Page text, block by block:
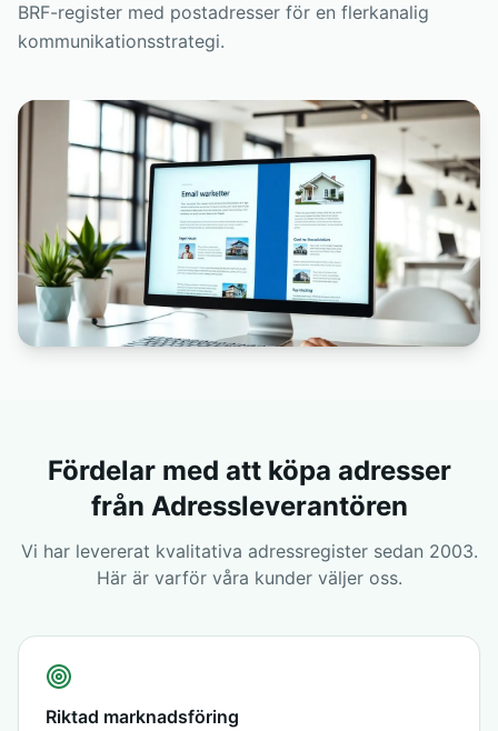
BRF-register med postadresser för en flerkanalig
kommunikationsstrategi.
Fördelar med att köpa adresser
från Adressleverantören
Vi har levererat kvalitativa adressregister sedan 2003.
Här är varför våra kunder väljer oss.
Riktad marknadsföring